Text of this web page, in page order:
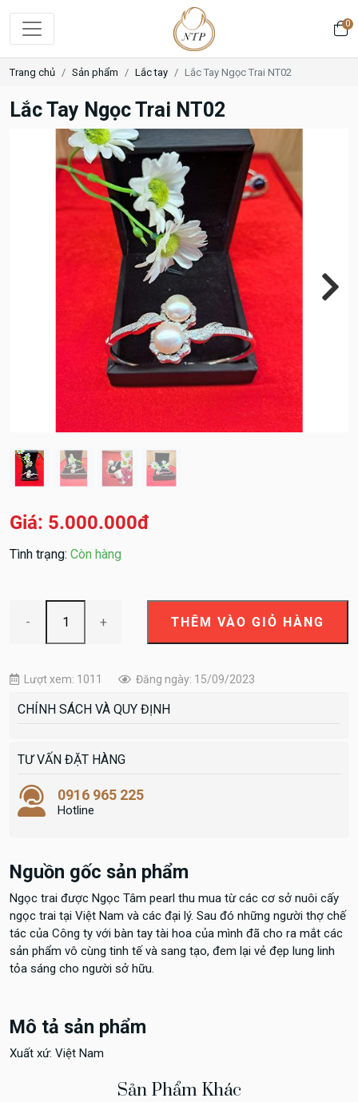
0
Trang chủ Sản phẩm Lắc tay Lắc Tay Ngọc Trai NT02
Lắc Tay Ngọc Trai NT02
CHÍNH SÁCH VÀ QUY ĐỊNH
TƯ VẤN ĐẶT HÀNG
0916 965 225
Hotline
Giá: 5.000.000đ
Tình trạng: Còn hàng
- +
Lượt xem: 1011 Đăng ngày: 15/09/2023
Nguồn gốc sản phẩm
Ngọc trai được Ngọc Tâm pearl thu mua từ các cơ sở nuôi cấy
ngọc trai tại Việt Nam và các đại lý. Sau đó những người thợ chế
tác của Công ty với bàn tay tài hoa của mình đã cho ra mắt các
sản phẩm vô cùng tinh tế và sang tạo, đem lại vẻ đẹp lung linh
tỏa sáng cho người sở hữu.
Mô tả sản phẩm
Xuất xứ: Việt Nam
Sản Phẩm Khác